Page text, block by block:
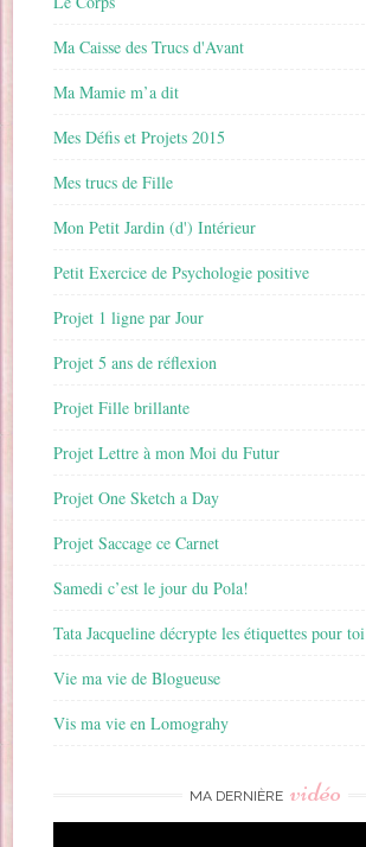
Ma Caisse des Trucs d'Avant
Ma Mamie m’a dit
Mes Défis et Projets 2015
Mes trucs de Fille
Mon Petit Jardin (d') Intérieur
Petit Exercice de Psychologie positive
Projet 1 ligne par Jour
Projet 5 ans de réflexion
Projet Fille brillante
Projet Lettre à mon Moi du Futur
Projet One Sketch a Day
Projet Saccage ce Carnet
Samedi c’est le jour du Pola!
Tata Jacqueline décrypte les étiquettes pour toi
Vie ma vie de Blogueuse
Vis ma vie en Lomograhy
MA DERNIÈRE vidéo